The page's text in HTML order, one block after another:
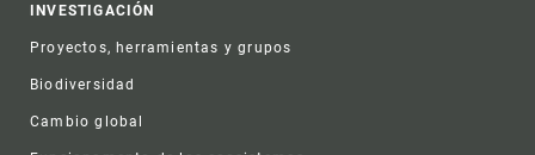
INVESTIGACIÓN
Proyectos, herramientas y grupos
Biodiversidad
Cambio global